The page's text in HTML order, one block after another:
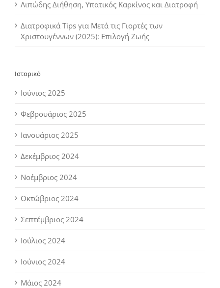
Λιπώδης Διήθηση, Υπατικός Καρκίνος και Διατροφή
Διατροφικά Tips για Μετά τις Γιορτές των
Χριστουγέννων (2025): Επιλογή Ζωής
Ιστορικό
Ιούνιος 2025
Φεβρουάριος 2025
Ιανουάριος 2025
Δεκέμβριος 2024
Νοέμβριος 2024
Οκτώβριος 2024
Σεπτέμβριος 2024
Ιούλιος 2024
Ιούνιος 2024
Μάιος 2024